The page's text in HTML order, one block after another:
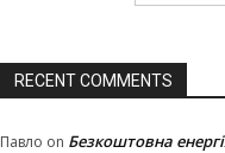
RECENT COMMENTS
Павло on Безкоштовна